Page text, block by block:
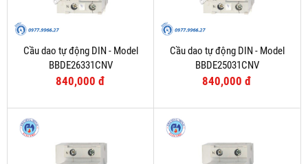
Cầu dao tự động DIN - Model
BBDE26331CNV
840,000 đ
Cầu dao tự động DIN - Model
BBDE25031CNV
840,000 đ